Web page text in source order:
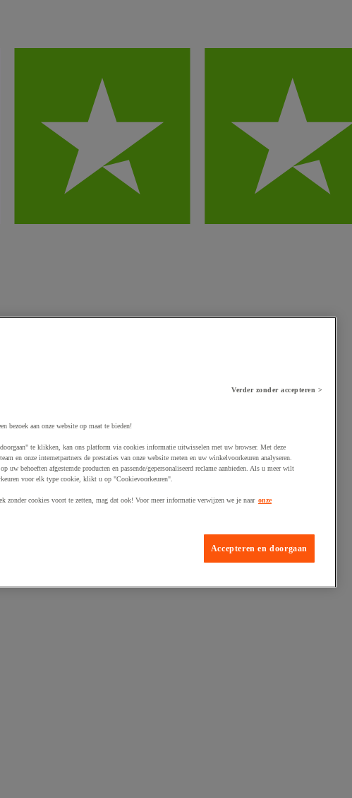
Verder zonder accepteren >
bezoek aan onze website op maat te bieden!
te klikken, kan ons platform via cookies informatie uitwisselen met uw browser. Met deze
en onze internetpartners de prestaties van onze website meten en uw winkelvoorkeuren analyseren.
uw behoeften afgestemde producten en passende/gepersonaliseerd reclame aanbieden. Als u meer wilt
voor elk type cookie, klikt u op "Cookievoorkeuren".
zonder cookies voort te zetten, mag dat ook! Voor meer informatie verwijzen we je naar onze
Accepteren en doorgaan